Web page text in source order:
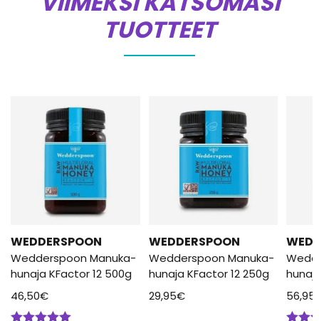
TUOTTEET
WEDDERSPOON
Wedderspoon Manuka-
hunaja KFactor 12 500g
46,50€
WEDDERSPOON
Wedderspoon Manuka-
hunaja KFactor 12 250g
29,95€
56,95